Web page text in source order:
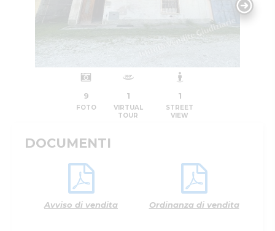
9
FOTO
1
VIRTUAL
TOUR
1
STREET
VIEW
DOCUMENTI
Avviso di vendita Ordinanza di vendita